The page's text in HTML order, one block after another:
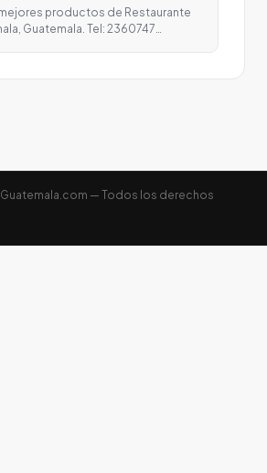
productos de Restaurante
Guatemala. Tel: 2360747…
— Todos los derechos